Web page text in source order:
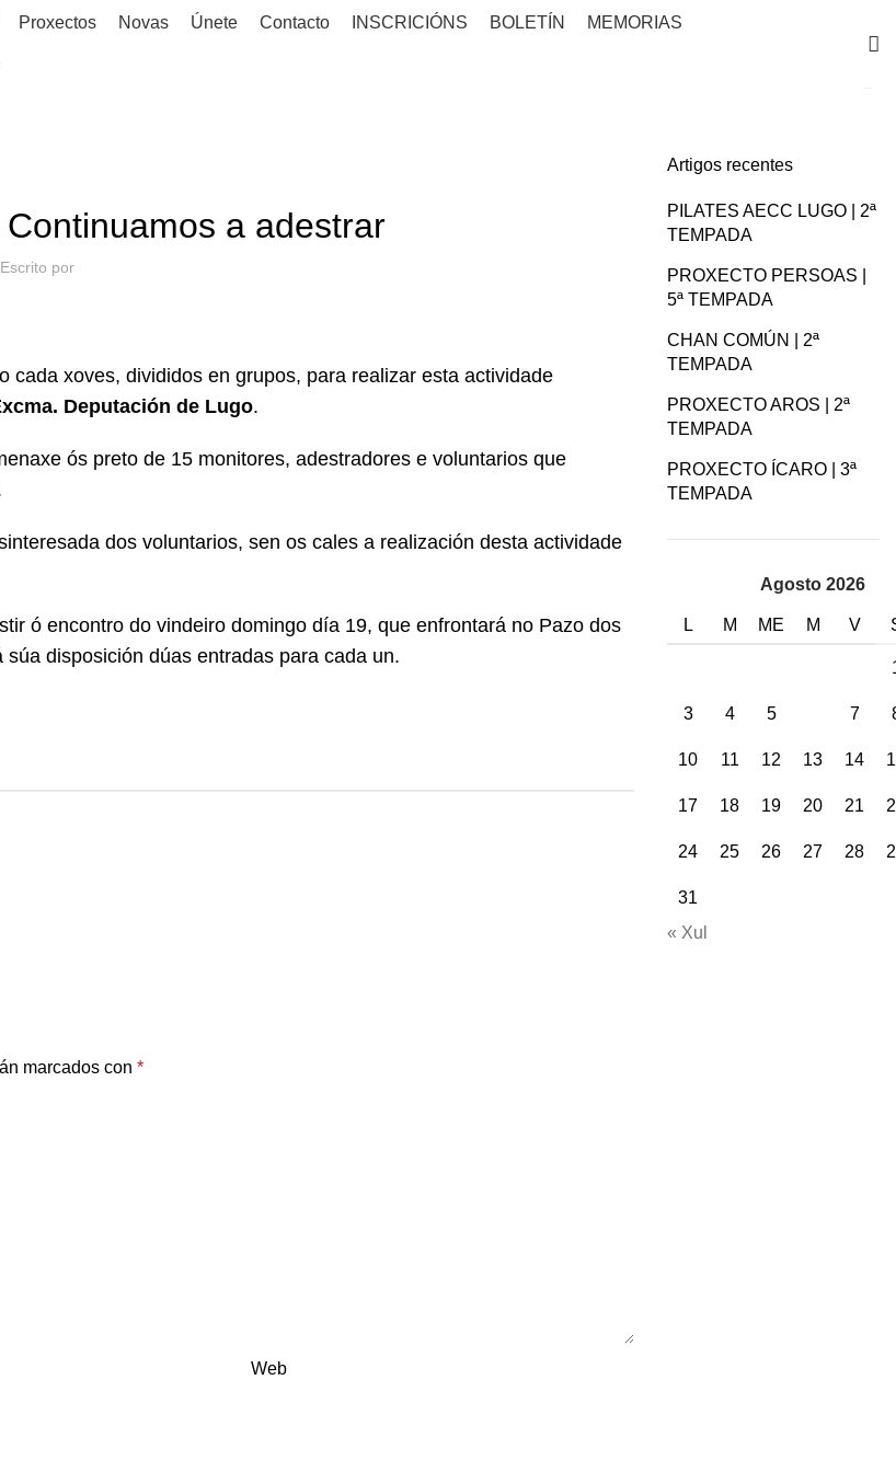
Proxectos Novas Únete Contacto INSCRICIÓNS BOLETÍN MEMORIAS
a adestrar
Escrito por
xoves, divididos en grupos, para realizar esta actividade
Deputación de Lugo.
ós preto de 15 monitores, adestradores e voluntarios que
dos voluntarios, sen os cales a realización desta actividade
ó encontro do vindeiro domingo día 19, que enfrontará no Pazo dos
disposición dúas entradas para cada un.
marcados con *
Web
Artigos recentes
PILATES AECC LUGO | 2ª
TEMPADA
PROXECTO PERSOAS |
5ª TEMPADA
CHAN COMÚN | 2ª
TEMPADA
PROXECTO AROS | 2ª
TEMPADA
PROXECTO ÍCARO | 3ª
TEMPADA
Agosto 2026
L M ME M V
3 4 5 7
10 11 12 13 14
17 18 19 20 21
24 25 26 27 28
31
« Xul